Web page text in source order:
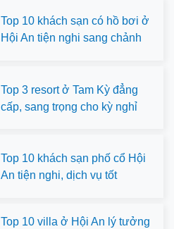
Top 10 khách sạn có hồ bơi ở
Hội An tiện nghi sang chảnh
Top 3 resort ở Tam Kỳ đẳng
cấp, sang trọng cho kỳ nghỉ
Top 10 khách sạn phố cổ Hội
An tiện nghi, dịch vụ tốt
Top 10 villa ở Hội An lý tưởng